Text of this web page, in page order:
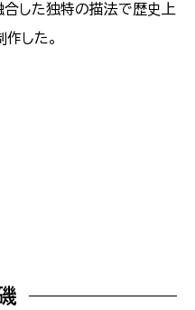
合した独特の描法で歴史上
した。